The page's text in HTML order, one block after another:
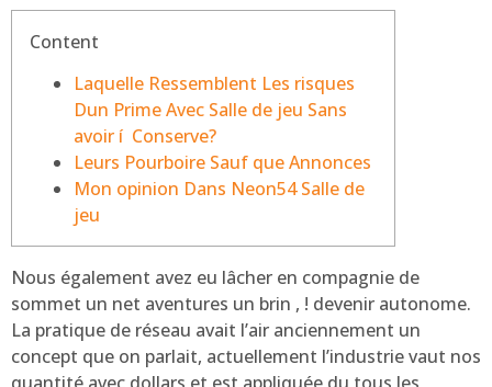
Content
Laquelle Ressemblent Les risques
Dun Prime Avec Salle de jeu Sans
avoir í Conserve?
Leurs Pourboire Sauf que Annonces
Mon opinion Dans Neon54 Salle de
jeu
Nous également avez eu lâcher en compagnie de
sommet un net aventures un brin , ! devenir autonome.
La pratique de réseau avait l’air anciennement un
concept que on parlait, actuellement l’industrie vaut nos